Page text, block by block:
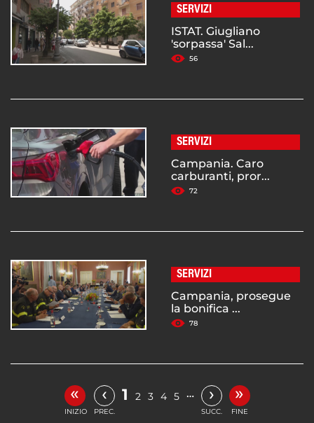
SERVIZI
ISTAT. Giugliano
'sorpassa' Sal...
56
SERVIZI
Campania. Caro
carburanti, pror...
72
SERVIZI
Campania, prosegue
la bonifica ...
78
«
INIZIO
‹
PREC.
1 2 3 4 5 … ›
SUCC.
»
FINE